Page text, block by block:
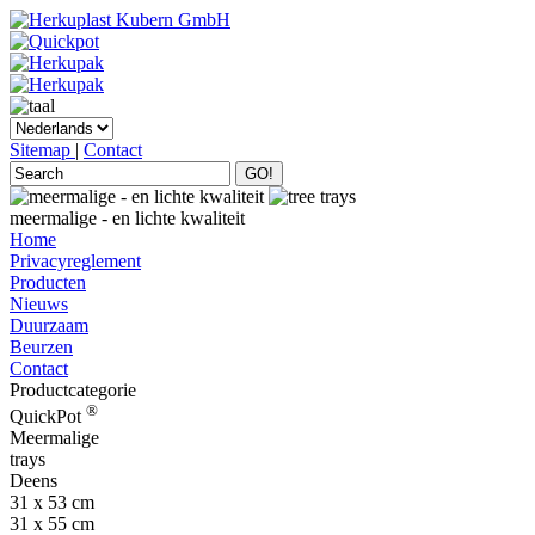
Sitemap | Contact
GO!
meermalige - en lichte kwaliteit
Home
Privacyreglement
Producten
Nieuws
Duurzaam
Beurzen
Contact
Productcategorie
QuickPot ®
Meermalige
trays
Deens
31 x 53 cm
31 x 55 cm